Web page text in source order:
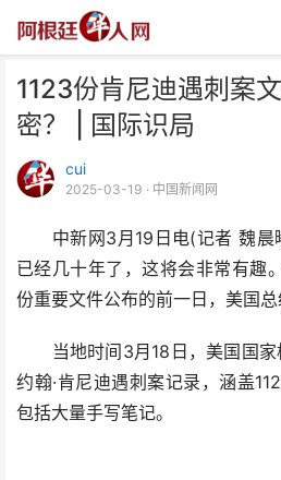
1123份肯尼迪遇刺案
密？ | 国际识局
cui
2025-03-19 · 中国新闻网
中新网3月19日电(记者 魏晨
已经几十年了，这将会非常有趣
份重要文件公布的前一日，美国总
当地时间3月18日，美国国家
约翰·肯尼迪遇刺案记录，涵盖
包括大量手写笔记。
1123份肯尼迪遇刺案文件
了哪些密？ | 国际